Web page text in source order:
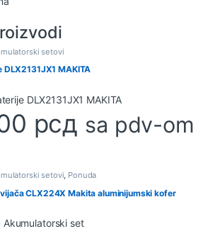
setovi
MAKITA
рсд sa pdv-om
setovi, Ponuda
CLX224X Makita aluminijumski kofer